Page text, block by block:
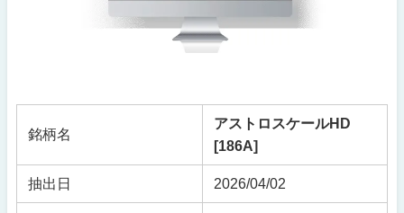
銘柄名
アストロスケールHD
[186A]
抽出日 2026/04/02